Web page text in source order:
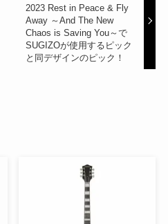
2023 Rest in Peace & Fly
Away ～And The New
Chaos is Saving You～で
SUGIZOが使用するピック
と同デザインのピック！